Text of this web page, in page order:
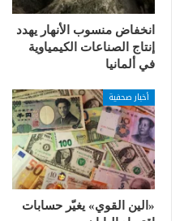
انخفاض منسوب الأنهار يهدد
إنتاج الصناعات الكيمياوية
في ألمانيا
أخبار صحفية
«الين القوي» يغيّر حسابات